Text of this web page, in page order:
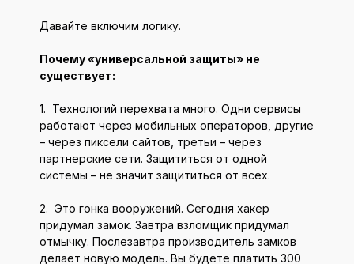
Давайте включим логику.
Почему «универсальной защиты» не
существует:
1. Технологий перехвата много. Одни сервисы
работают через мобильных операторов, другие
– через пиксели сайтов, третьи – через
партнерские сети. Защититься от одной
системы – не значит защититься от всех.
2. Это гонка вооружений. Сегодня хакер
придумал замок. Завтра взломщик придумал
отмычку. Послезавтра производитель замков
делает новую модель. Вы будете платить 300